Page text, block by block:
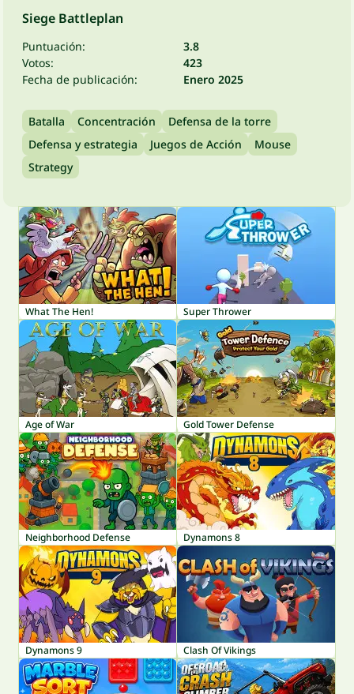
Siege Battleplan
Puntuación:
3.8
Votos:
423
Fecha de publicación:
Enero 2025
Batalla Concentración
Defensa de la torre
Defensa y estrategia
Juegos de Acción
Mouse
Strategy
What The Hen! Super Thrower
Age of War Gold Tower Defense
Neighborhood Defense Dynamons 8
Dynamons 9 Clash Of Vikings